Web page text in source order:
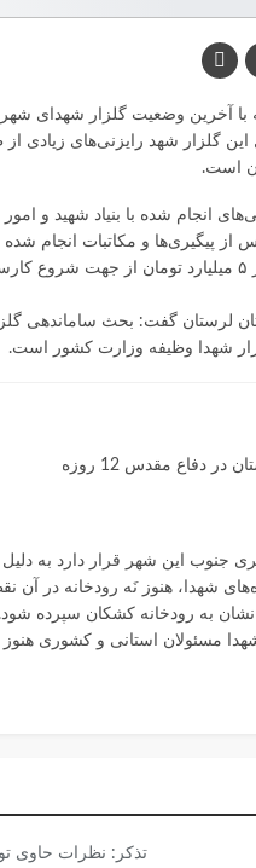
با آخرین وضعیت گلزار شهدای
گلزار شهد رایزنی‌های زیادی از
است.
انجام شده با بنیاد شهید و
از پیگیری‌ها و مکاتبات انجام
تکمیلی دیواره ساحلی شهرستان پلدختر
لرستان گفت: بحث ساماندهی
شهدا وظیفه وزارت کشور است.
دفاع مقدس 12 روزه
به رودخانه کشکان سپرده شود.
مسئولان استانی و کشوری
تذكر: نظرات حاوی